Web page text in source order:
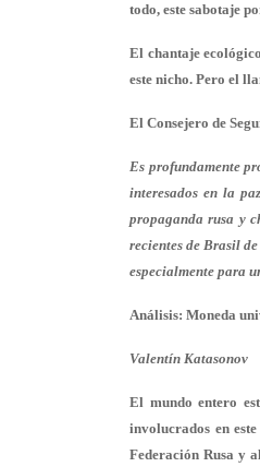
todo, este sabotaje
El chantaje
este nicho. Pero el
El Consejero de
Es profundamente
interesados en la
propaganda rusa y
recientes de Brasil
especialmente para
Análisis: Moneda
Valentín Katasonov
El mundo entero
involucrados en
Federación Rusa y